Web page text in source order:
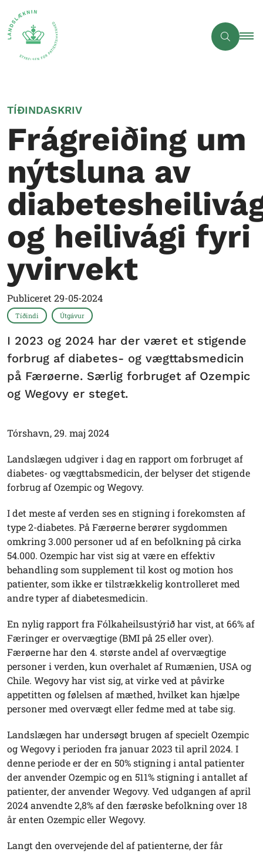
TÍÐINDASKRIV
Frágreiðing um
nýtsluna av
og heilivági fyri
yvirvekt
Publiceret 29-05-2024
Tíðindi Útgávur
I 2023 og 2024 har der været et stigende
forbrug af diabetes- og vægttabsmedicin
på Færøerne. Særlig forbruget af Ozempic
og Wegovy er steget.
Tórshavn, 29. maj 2024
Landslægen udgiver i dag en rapport om forbruget af
diabetes- og vægttabsmedicin, der belyser det stigende
forbrug af Ozempic og Wegovy.
I det meste af verden ses en stigning i forekomsten af
type 2-diabetes. På Færøerne berører sygdommen
omkring 3.000 personer ud af en befolkning på cirka
54.000. Ozempic har vist sig at være en effektiv
behandling som supplement til kost og motion hos
patienter, som ikke er tilstrækkelig kontrolleret med
andre typer af diabetesmedicin.
En nylig rapport fra Fólkaheilsustýrið har vist, at 66% af
Færinger er overvægtige (BMI på 25 eller over).
Færøerne har den 4. største andel af overvægtige
personer i verden, kun overhalet af Rumænien, USA og
Chile. Wegovy har vist sig, at virke ved at påvirke
appetitten og følelsen af mæthed, hvilket kan hjælpe
personer med overvægt eller fedme med at tabe sig.
Landslægen har undersøgt brugen af specielt Ozempic
og Wegovy i perioden fra januar 2023 til april 2024. I
denne periode er der en 50% stigning i antal patienter
der anvender Ozempic og en 511% stigning i antallet af
patienter, der anvender Wegovy. Ved udgangen af april
2024 anvendte 2,8% af den færøske befolkning over 18
år enten Ozempic eller Wegovy.
Langt den overvejende del af patienterne, der får